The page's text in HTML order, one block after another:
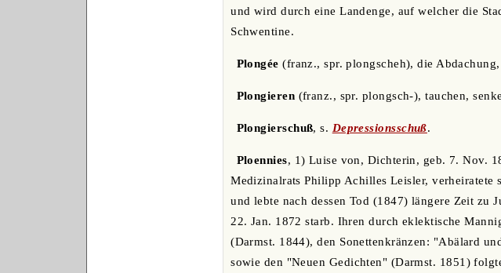
und wird durch eine Landenge, auf welcher die
Schwentine.
Plongée (franz., spr. plongscheh), die
Plongieren (franz., spr. plongsch-), tauchen,
Plongierschuß, s. Depressionsschuß.
Ploennies, 1) Luise von, Dichterin, geb. 7. Nov.
Medizinalrats Philipp Achilles Leisler, verheiratete
und lebte nach dessen Tod (1847) längere Zeit zu
22. Jan. 1872 starb. Ihren durch eklektische
(Darmst. 1844), den Sonettenkränzen: "Abälard
sowie den "Neuen Gedichten" (Darmst. 1851)